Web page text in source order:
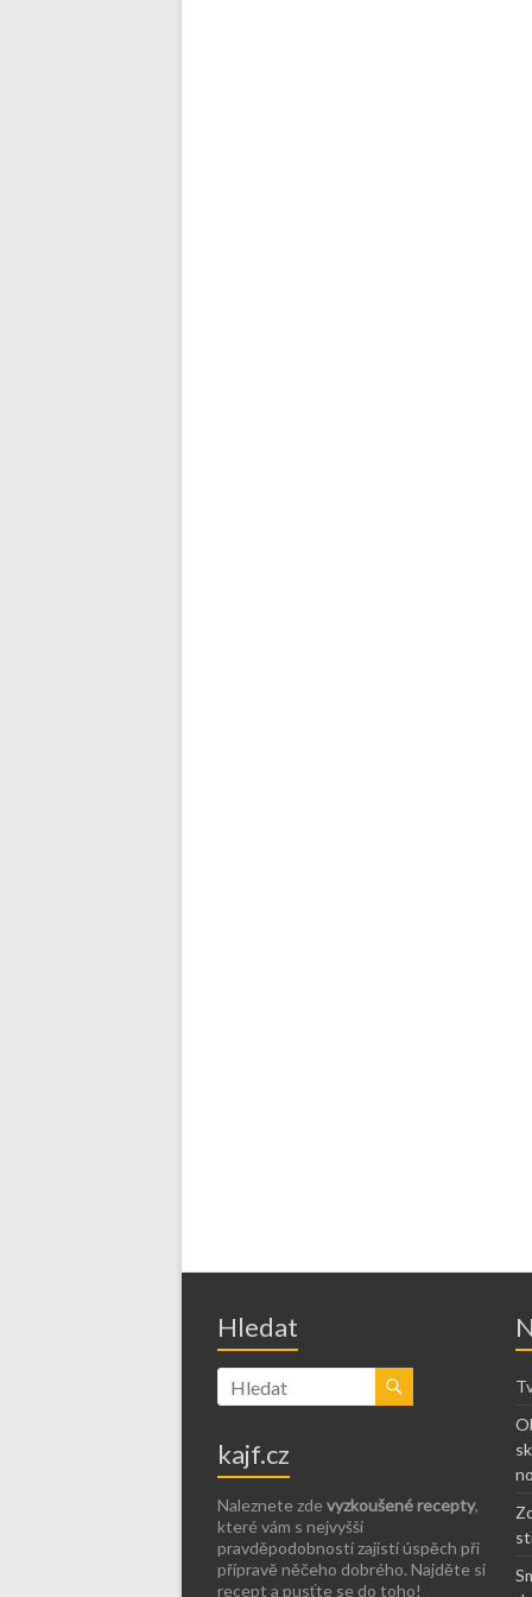
Hledat
kajf.cz
Naleznete zde vyzkoušené recepty,
které vám s nejvyšší
pravděpodobností zajistí úspěch při
přípravě něčeho dobrého. Najděte si
recept a pusťte se do toho!